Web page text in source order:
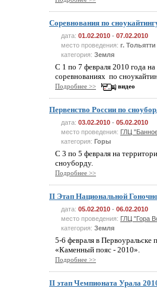
Соревнования по
дата: 01.02.2010 - 07.02.2010
место проведения: г. Тольятти
категория: Земля
С 1 по 7 февраля 2010 года
соревнованиях по
Подробнее >> видео
Первенство России по
дата: 03.02.2010 - 05.02.2010
место проведения: ГЛЦ
категория: Горы
С 3 по 5 февраля на
сноуборду.
Подробнее >>
II Этап Национальной
дата: 05.02.2010 - 06.02.2010
место проведения: ГЛЦ "Гора
категория: Земля
5-6 февраля в
«Каменный пояс - 2010».
Подробнее >>
II этап Чемпионата Урала